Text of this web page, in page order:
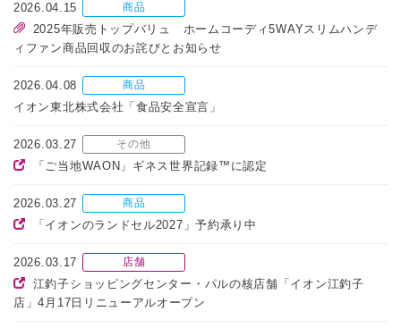
2026.04.15 商品
2025年販売トップバリュ ホームコーディ5WAYスリムハンデ
ィファン商品回収のお詫びとお知らせ
2026.04.08 商品
イオン東北株式会社「食品安全宣言」
2026.03.27 その他
「ご当地WAON」ギネス世界記録™に認定
2026.03.27 商品
「イオンのランドセル2027」予約承り中
2026.03.17 店舗
江釣子ショッピングセンター・パルの核店舗「イオン江釣子
店」4月17日リニューアルオープン